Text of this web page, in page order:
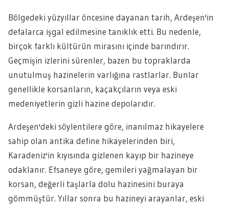
Bölgedeki yüzyıllar öncesine dayanan tarih, Ardeşen'in
defalarca işgal edilmesine tanıklık etti. Bu nedenle,
birçok farklı kültürün mirasını içinde barındırır.
Geçmişin izlerini sürenler, bazen bu topraklarda
unutulmuş hazinelerin varlığına rastlarlar. Bunlar
genellikle korsanların, kaçakçıların veya eski
medeniyetlerin gizli hazine depolarıdır.
Ardeşen'deki söylentilere göre, inanılmaz hikayelere
sahip olan antika define hikayelerinden biri,
Karadeniz'in kıyısında gizlenen kayıp bir hazineye
odaklanır. Efsaneye göre, gemileri yağmalayan bir
korsan, değerli taşlarla dolu hazinesini buraya
gömmüştür. Yıllar sonra bu hazineyi arayanlar, eski